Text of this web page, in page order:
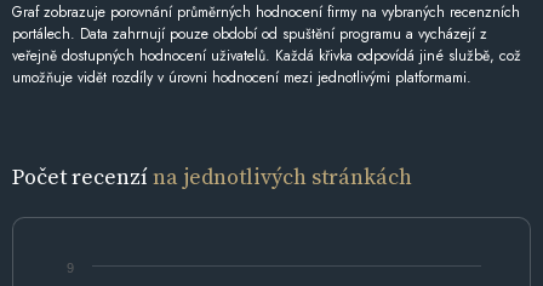
Graf zobrazuje porovnání průměrných hodnocení firmy na vybraných recenzních
portálech. Data zahrnují pouze období od spuštění programu a vycházejí z
veřejně dostupných hodnocení uživatelů. Každá křivka odpovídá jiné službě, což
umožňuje vidět rozdíly v úrovni hodnocení mezi jednotlivými platformami.
Počet recenzína jednotlivých stránkách
9